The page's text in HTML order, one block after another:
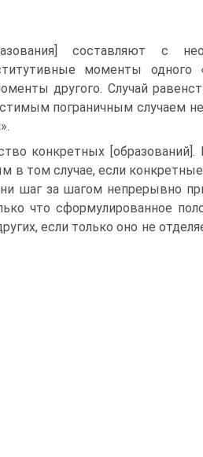
составляют с
моменты одного
другого. Случай
пограничным случаем
конкретных
в том случае, если
шаг за шагом непрерывно
что сформулированное
если только оно не